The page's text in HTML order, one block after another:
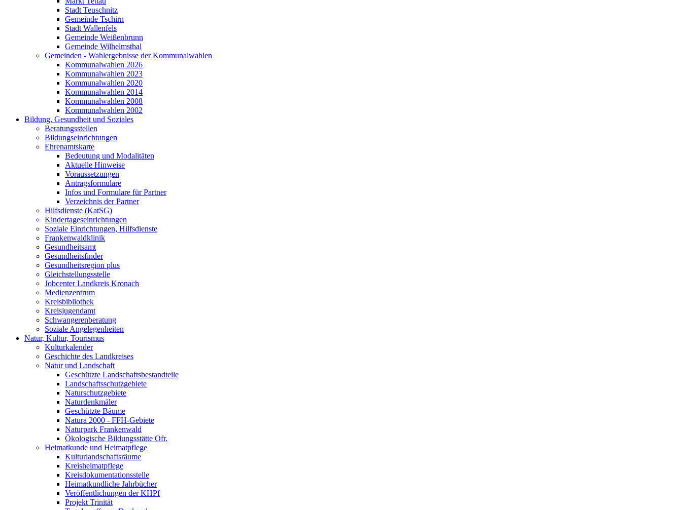
Stadt Teuschnitz
Gemeinde Tschirn
Stadt Wallenfels
Gemeinde Weißenbrunn
Gemeinde Wilhelmsthal
Gemeinden - Wahlergebnisse der Kommunalwahlen
Kommunalwahlen 2026
Kommunalwahlen 2023
Kommunalwahlen 2020
Kommunalwahlen 2014
Kommunalwahlen 2008
Kommunalwahlen 2002
Bildung, Gesundheit und Soziales
Beratungsstellen
Bildungseinrichtungen
Ehrenamtskarte
Bedeutung und Modalitäten
Aktuelle Hinweise
Voraussetzungen
Antragsformulare
Infos und Formulare für Partner
Verzeichnis der Partner
Hilfsdienste (KatSG)
Kindertageseinrichtungen
Soziale Einrichtungen, Hilfsdienste
Frankenwaldklinik
Gesundheitsamt
Gesundheitsfinder
Gesundheitsregion plus
Gleichstellungsstelle
Jobcenter Landkreis Kronach
Medienzentrum
Kreisbibliothek
Kreisjugendamt
Schwangerenberatung
Soziale Angelegenheiten
Natur, Kultur, Tourismus
Kulturkalender
Geschichte des Landkreises
Natur und Landschaft
Geschützte Landschaftsbestandteile
Landschaftsschutzgebiete
Naturschutzgebiete
Naturdenkmäler
Geschützte Bäume
Natura 2000 - FFH-Gebiete
Naturpark Frankenwald
Ökologische Bildungsstätte Ofr.
Heimatkunde und Heimatpflege
Kulturlandschaftsräume
Kreisheimatpflege
Kreisdokumentationsstelle
Heimatkundliche Jahrbücher
Veröffentlichungen der KHPf
Projekt Trinität